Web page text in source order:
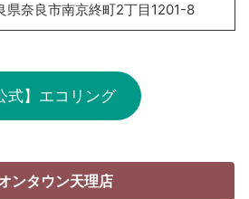
県奈良市南京終町2丁目1201-8
式】エコリング
ンタウン天理店